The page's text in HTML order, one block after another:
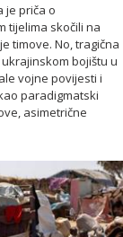
je priča o
tijelima skočili na
timove. No, tragična
bojištu u
vojne povijesti i
paradigmatski
asimetrične